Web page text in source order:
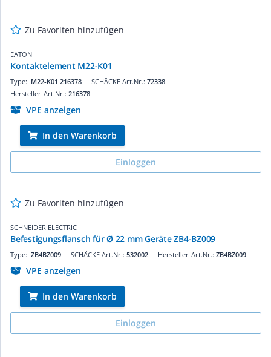
Zu Favoriten hinzufügen
EATON
Kontaktelement M22-K01
SCHÄCKE Art.Nr.: 72338
Type: M22-K01 216378
Hersteller-Art.Nr.: 216378
VPE anzeigen
In den Warenkorb
Einloggen
Zu Favoriten hinzufügen
SCHNEIDER ELECTRIC
Befestigungsflansch für Ø 22 mm Geräte ZB4-BZ009
SCHÄCKE Art.Nr.: 532002
Type: ZB4BZ009 Hersteller-Art.Nr.: ZB4BZ009
VPE anzeigen
In den Warenkorb
Einloggen